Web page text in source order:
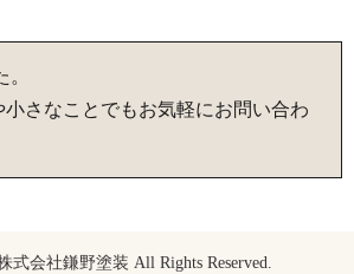
さなことでもお気軽にお問い合わ
式会社鎌野塗装 All Rights Reserved.